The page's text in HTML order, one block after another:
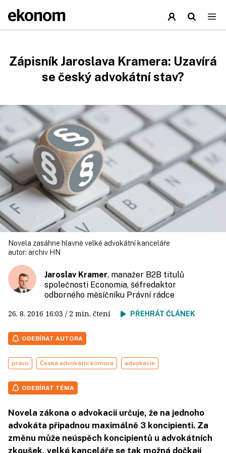
Zápisník Jaroslava Kramera: Uzavírá
se český advokátní stav?
Novela zasáhne hlavně velké advokátní kanceláře
autor: archiv HN
Jaroslav Kramer, manažer B2B titulů
společnosti Economia, šéfredaktor
odborného měsíčníku Právní rádce
26. 8. 2016 16:03 / 2 min. čtení PŘEHRÁT ČLÁNEK
ODEBÍRAT AUTORA
právo Česká advokátní komora advokacie
ODEBÍRAT TÉMA
Novela zákona o advokacii určuje, že na jednoho
advokáta připadnou maximálně 3 koncipienti. Za
změnu může neúspěch koncipientů u advokátních
zkoušek, velké kanceláře se tak možná dočkají